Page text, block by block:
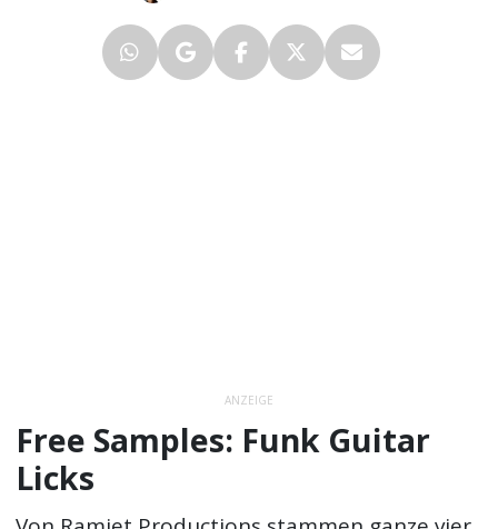
ANZEIGE
Free Samples: Funk Guitar
Licks